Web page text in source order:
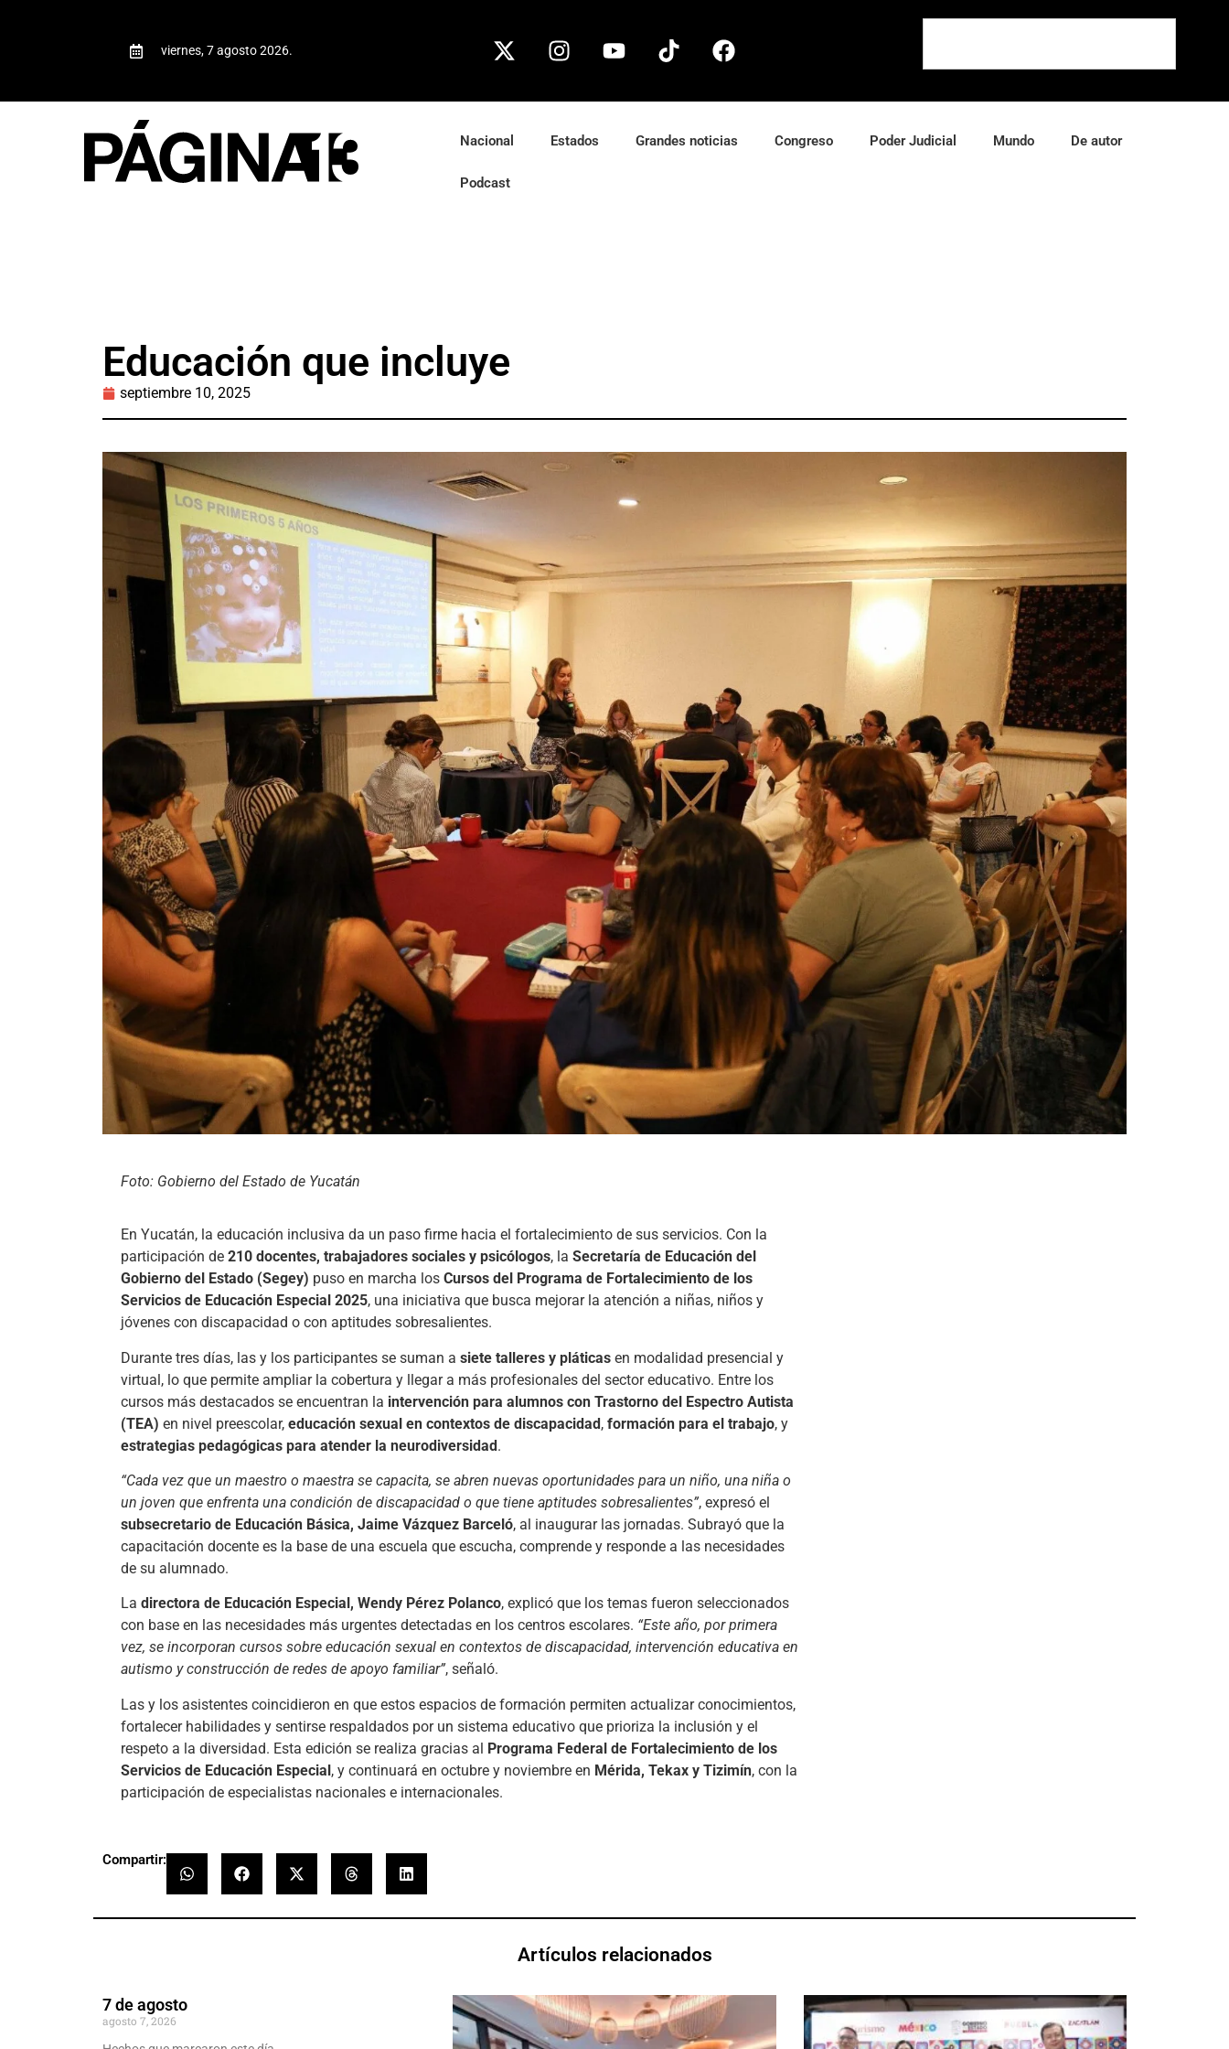
viernes, 7 agosto 2026.
Nacional Estados Grandes noticias Congreso Poder Judicial Mundo De autor
Podcast
Educación que incluye
septiembre 10, 2025
Foto: Gobierno del Estado de Yucatán
En Yucatán, la educación inclusiva da un paso firme hacia el fortalecimiento de sus servicios. Con la
participación de 210 docentes, trabajadores sociales y psicólogos, la Secretaría de Educación del
Gobierno del Estado (Segey) puso en marcha los Cursos del Programa de Fortalecimiento de los
Servicios de Educación Especial 2025, una iniciativa que busca mejorar la atención a niñas, niños y
jóvenes con discapacidad o con aptitudes sobresalientes.
Durante tres días, las y los participantes se suman a siete talleres y pláticas en modalidad presencial y
virtual, lo que permite ampliar la cobertura y llegar a más profesionales del sector educativo. Entre los
cursos más destacados se encuentran la intervención para alumnos con Trastorno del Espectro Autista
(TEA) en nivel preescolar, educación sexual en contextos de discapacidad, formación para el trabajo, y
estrategias pedagógicas para atender la neurodiversidad.
“Cada vez que un maestro o maestra se capacita, se abren nuevas oportunidades para un niño, una niña o
un joven que enfrenta una condición de discapacidad o que tiene aptitudes sobresalientes”, expresó el
subsecretario de Educación Básica, Jaime Vázquez Barceló, al inaugurar las jornadas. Subrayó que la
capacitación docente es la base de una escuela que escucha, comprende y responde a las necesidades
de su alumnado.
La directora de Educación Especial, Wendy Pérez Polanco, explicó que los temas fueron seleccionados
con base en las necesidades más urgentes detectadas en los centros escolares. “Este año, por primera
vez, se incorporan cursos sobre educación sexual en contextos de discapacidad, intervención educativa en
autismo y construcción de redes de apoyo familiar”, señaló.
Las y los asistentes coincidieron en que estos espacios de formación permiten actualizar conocimientos,
fortalecer habilidades y sentirse respaldados por un sistema educativo que prioriza la inclusión y el
respeto a la diversidad. Esta edición se realiza gracias al Programa Federal de Fortalecimiento de los
Servicios de Educación Especial, y continuará en octubre y noviembre en Mérida, Tekax y Tizimín, con la
participación de especialistas nacionales e internacionales.
Compartir:
Artículos relacionados
7 de agosto
agosto 7, 2026